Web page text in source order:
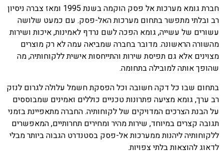
חברת גומא מערכות אל פסק הוקמה בשנת 1995 ומאז צברה ניסיון
רב ובלתי מתפשר בתחום מערכות האל-פסק. עם כמעט שלושה
עשורים של עשייה, גומא הפכה לשם נרדף לאמינות, איכות ושירות
מהשורה הראשונה. מדובר בחברה שמביאה עמה לא רק מוצרים
מצוינים אלא גם תפיסת שירות והתייחסות אישית ללקוחותיה, מה
שהופך אותה למובילה בתחומה.
בתחום שבו כל דקה חשובה וכל הפסקת חשמל עלולה לגרום לנזק
רב ערך, גומא מציעה פתרונות טכניים כוללים ואמינים שמבוססים
על הבנת הצרכים המדויקים של לקוחותיה. החברה מתאפיינת בזמני
תגובה קצרים במיוחד, שירות מהיר ומחירים תחרותיים, המאפשרים
ללקוחותיה ליהנות ממערכות אל-פסק בסטנדרט הגבוה ביותר מבלי
לדאוג להוצאות בלתי צפויות.